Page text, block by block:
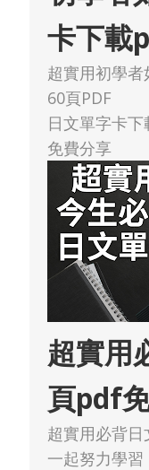
卡下載
超實用初學者
60頁PDF
日文單字卡下
免費分享
超實用
頁pdf
超實用必背日
一起努力學習